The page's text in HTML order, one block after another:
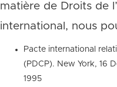
matière de Droits de
international, nous
Pacte international
(PDCP). New York, 16
1995